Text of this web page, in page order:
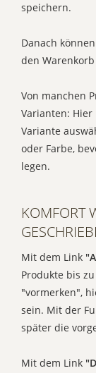
speichern.
Danach
den
Von manchen
Varianten: Hier
Variante
oder Farbe,
legen.
KOMFORT
Mit dem Link
Produkte bis
"vormerken",
sein. Mit der
später die
Mit dem Link